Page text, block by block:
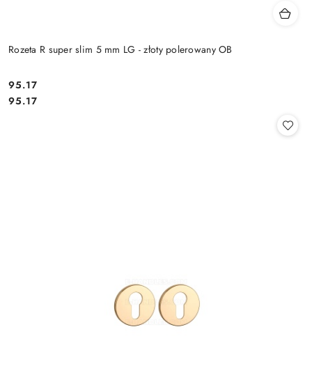
Rozeta R super slim 5 mm LG - złoty polerowany OB
Cena:
95.17
Cena:
95.17